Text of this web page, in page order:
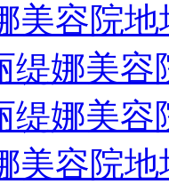
美容院
缇娜美容
缇娜美
美容院